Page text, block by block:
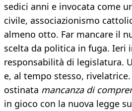
sedici anni e invocata come
civile, associazionismo
almeno otto. Far mancare il
scelta da politica in fuga. Ieri
responsabilità di legislatura.
e, al tempo stesso,
ostinata mancanza di
in gioco con la nuova legge